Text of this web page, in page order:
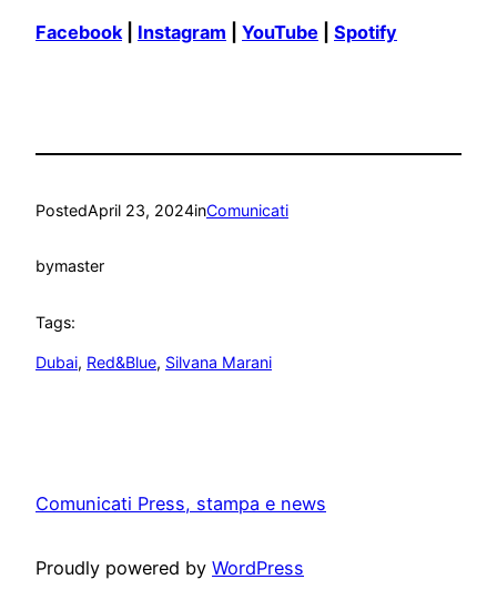
Facebook| Instagram YouTube Spotify
PostedApril 23, 2024inComunicati
bymaster
Tags:
Dubai, Red&Blue, Silvana Marani
Comunicati Press, stampa e news
Proudly powered by WordPress